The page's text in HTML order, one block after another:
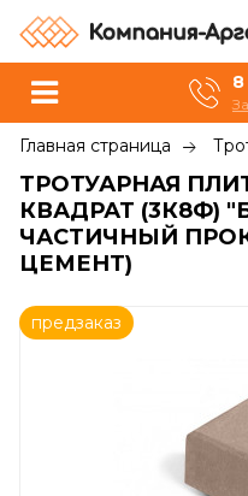
Главная страница
ТРОТУАРНАЯ
КВАДРАТ (3К8Ф)
ЧАСТИЧНЫЙ
ЦЕМЕНТ)
предзаказ